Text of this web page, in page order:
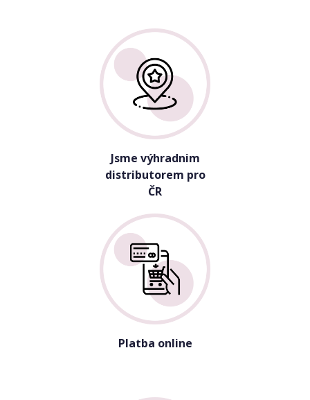
Jsme výhradnim
distributorem pro
ČR
Platba online